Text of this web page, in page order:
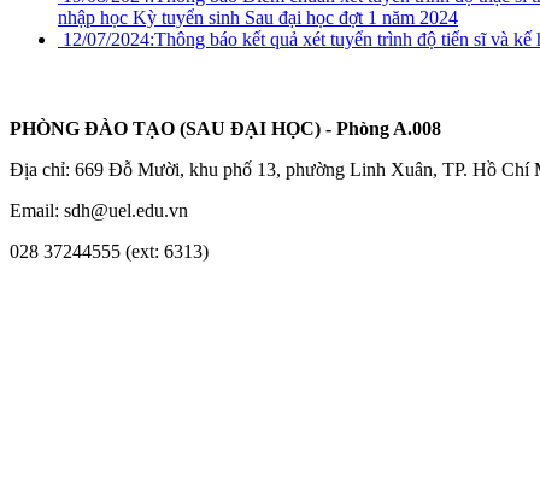
nhập học Kỳ tuyển sinh Sau đại học đợt 1 năm 2024
12/07/2024:Thông báo kết quả xét tuyển trình độ tiến sĩ và kế
PHÒNG ĐÀO TẠO (SAU ĐẠI HỌC) - Phòng A.008
Địa chỉ: 669 Đỗ Mười, khu phố 13, phường Linh Xuân, TP. Hồ Chí
Email: sdh@uel.edu.vn
028 37244555 (ext: 6313)